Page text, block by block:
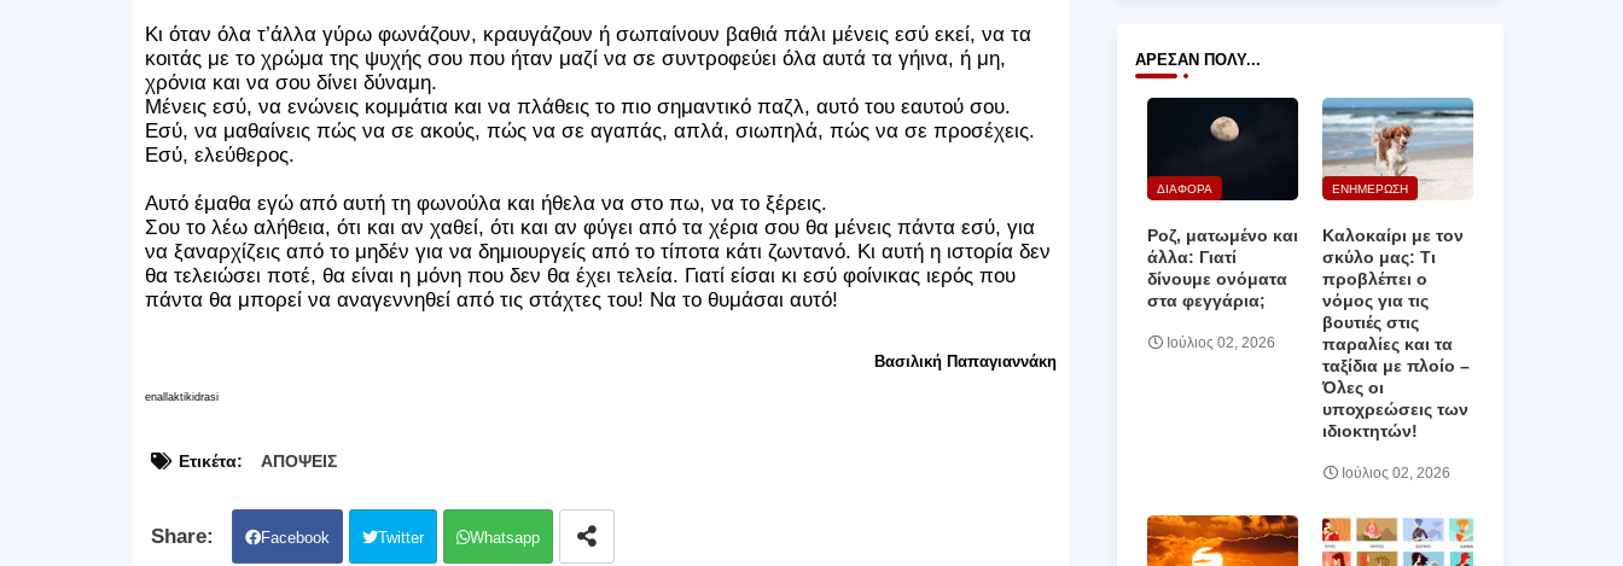
Κι όταν όλα τ’άλλα γύρω φωνάζουν, κραυγάζουν ή σωπαίνουν βαθιά πάλι μένεις εσύ εκεί, να τα
κοιτάς με το χρώμα της ψυχής σου που ήταν μαζί να σε συντροφεύει όλα αυτά τα γήινα, ή μη,
χρόνια και να σου δίνει δύναμη.
Μένεις εσύ, να ενώνεις κομμάτια και να πλάθεις το πιο σημαντικό παζλ, αυτό του εαυτού σου.
Εσύ, να μαθαίνεις πώς να σε ακούς, πώς να σε αγαπάς, απλά, σιωπηλά, πώς να σε προσέχεις.
Εσύ, ελεύθερος.
Αυτό έμαθα εγώ από αυτή τη φωνούλα και ήθελα να στο πω, να το ξέρεις.
Σου το λέω αλήθεια, ότι και αν χαθεί, ότι και αν φύγει από τα χέρια σου θα μένεις πάντα εσύ, για
να ξαναρχίζεις από το μηδέν για να δημιουργείς από το τίποτα κάτι ζωντανό. Κι αυτή η ιστορία δεν
θα τελειώσει ποτέ, θα είναι η μόνη που δεν θα έχει τελεία. Γιατί είσαι κι εσύ φοίνικας ιερός που
πάντα θα μπορεί να αναγεννηθεί από τις στάχτες του! Να το θυμάσαι αυτό!
Βασιλική Παπαγιαννάκη
enallaktikidrasi
Ετικέτα: ΑΠΟΨΕΙΣ
Facebook Twitter Whatsapp
ΆΡΕΣΑΝ ΠΟΛΎ...
ΔΙΑΦΟΡΑ
Ροζ, ματωμένο και
άλλα: Γιατί
δίνουμε ονόματα
στα φεγγάρια;
Ιούλιος 02, 2026
ΕΝΗΜΕΡΩΣΗ
Καλοκαίρι με τον
σκύλο μας: Τι
προβλέπει ο
νόμος για τις
βουτιές στις
παραλίες και τα
ταξίδια με πλοίο –
Όλες οι
υποχρεώσεις των
ιδιοκτητών!
Ιούλιος 02, 2026